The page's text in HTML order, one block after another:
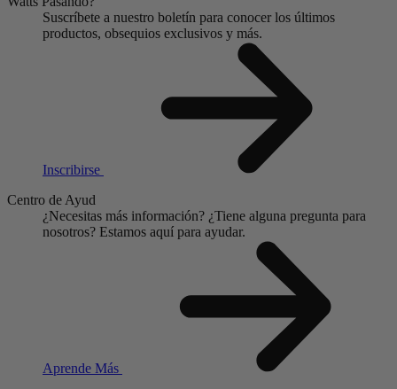
Suscríbete a nuestro boletín para conocer los últimos
productos, obsequios exclusivos y más.
Inscribirse
Centro de Ayud
¿Necesitas más información? ¿Tiene alguna pregunta para
nosotros? Estamos aquí para ayudar.
Aprende Más